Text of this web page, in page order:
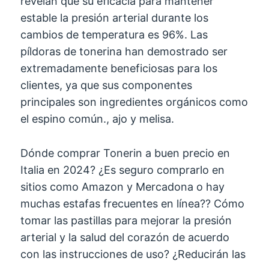
estable la presión arterial durante los
cambios de temperatura es 96%. Las
píldoras de tonerina han demostrado ser
extremadamente beneficiosas para los
clientes, ya que sus componentes
principales son ingredientes orgánicos como
el espino común., ajo y melisa.
Dónde comprar Tonerin a buen precio en
Italia en 2024? ¿Es seguro comprarlo en
sitios como Amazon y Mercadona o hay
muchas estafas frecuentes en línea?? Cómo
tomar las pastillas para mejorar la presión
arterial y la salud del corazón de acuerdo
con las instrucciones de uso? ¿Reducirán las